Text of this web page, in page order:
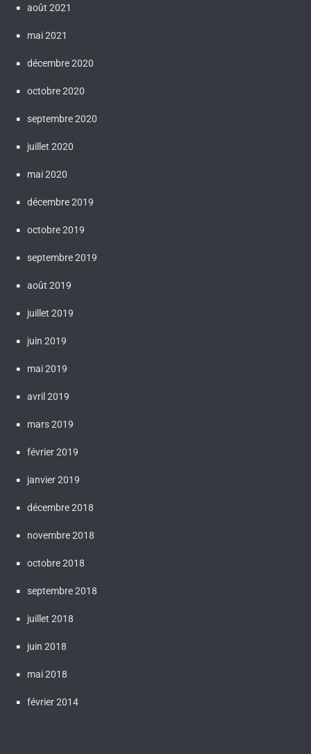
août 2021
mai 2021
décembre 2020
octobre 2020
septembre 2020
juillet 2020
mai 2020
décembre 2019
octobre 2019
septembre 2019
août 2019
juillet 2019
juin 2019
mai 2019
avril 2019
mars 2019
février 2019
janvier 2019
décembre 2018
novembre 2018
octobre 2018
septembre 2018
juillet 2018
juin 2018
mai 2018
février 2014